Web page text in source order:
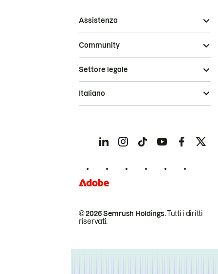
Assistenza
Community
© 2026 Semrush Holdings.Tutti i diritti
riservati.
Settore legale
Italiano